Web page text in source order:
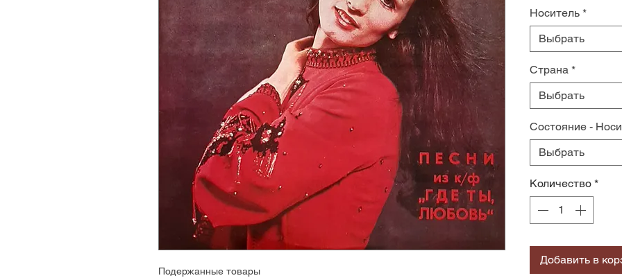
Подержанные товары
Носитель *
Выбрать
Страна *
Выбрать
Состояние -
Выбрать
Количество *
Добавить в